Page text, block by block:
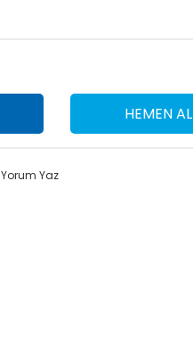
HEMEN AL
Yorum Yaz